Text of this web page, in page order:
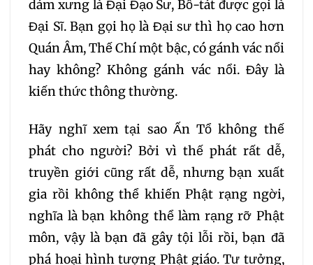
dám xưng là Đại Đạo Sư, Bồ-tát được gọi là
Đại Sĩ. Bạn gọi họ là Đại sư thì họ cao hơn
Quán Âm, Thế Chí một bậc, có gánh vác nổi
hay không? Không gánh vác nổi. Đây là
kiến thức thông thường.
Hãy nghĩ xem tại sao Ấn Tổ không thế
phát cho người? Bởi vì thế phát rất dễ,
truyền giới cũng rất dễ, nhưng bạn xuất
gia rồi không thể khiến Phật rạng ngời,
nghĩa là bạn không thể làm rạng rỡ Phật
môn, vậy là bạn đã gây tội lỗi rồi, bạn đã
phá hoại hình tượng Phật giáo. Tư tưởng,